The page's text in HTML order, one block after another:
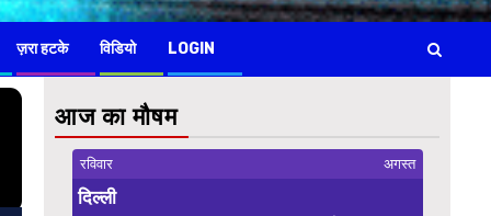
ज़रा हटके विडियो LOGIN
आज का मौषम
रविवार अगस्त
दिल्ली